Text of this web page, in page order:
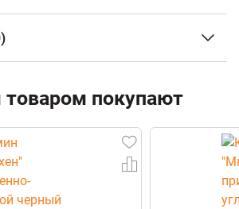
камень
1310 мм
товаром покупают